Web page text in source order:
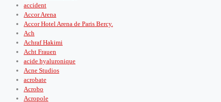
accident
Accor Arena
Accor Hotel Arena de Paris Bercy.
Ach
Achraf Hakimi
Acht Frauen
acide hyaluronique
Acne Studios
acrobate
Acrobo
Acropole